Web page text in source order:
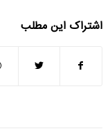
اشتراک این مطلب